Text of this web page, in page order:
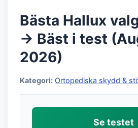
Bästa Hallux
→ Bäst i test
2026)
Kategori: Ortopediska skydd &
Se testet